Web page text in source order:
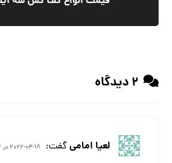
2 دیدگاه
لعیا امامیگفت: 2022-04-18 در 10:44